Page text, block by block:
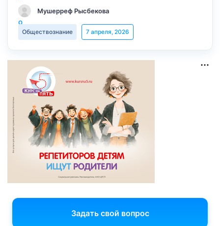
Мушерреф Рысбекова
Обществознание 7 апреля, 2026
Задать свой вопрос